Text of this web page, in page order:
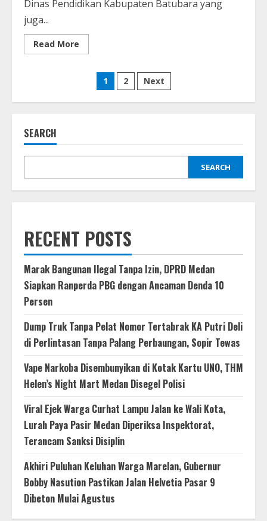
Dinas Pendidikan Kabupaten Batubara yang
juga...
Read More
more
Sitorus,
Pejabat
Tinggi
Kasus
di
Posts
pagination
1 2 Next
SEARCH
SEARCH
RECENT POSTS
Marak Bangunan Ilegal Tanpa Izin, DPRD Medan
Siapkan Ranperda PBG dengan Ancaman Denda 10
Persen
Dump Truk Tanpa Pelat Nomor Tertabrak KA Putri Deli
di Perlintasan Tanpa Palang Perbaungan, Sopir Tewas
Vape Narkoba Disembunyikan di Kotak Kartu UNO, THM
Helen’s Night Mart Medan Disegel Polisi
Viral Ejek Warga Curhat Lampu Jalan ke Wali Kota,
Lurah Paya Pasir Medan Diperiksa Inspektorat,
Terancam Sanksi Disiplin
Akhiri Puluhan Keluhan Warga Marelan, Gubernur
Bobby Nasution Pastikan Jalan Helvetia Pasar 9
Dibeton Mulai Agustus